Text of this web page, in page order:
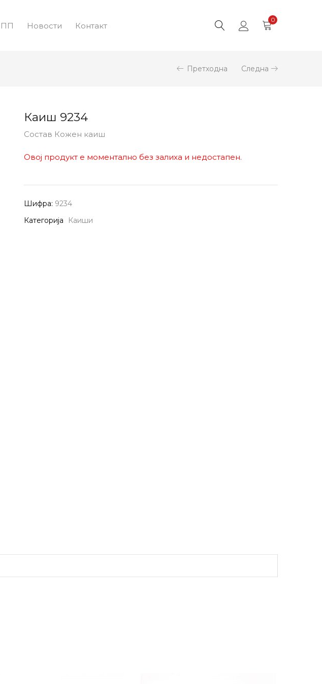
Новости Контакт
0
Претходна Следна
Каиш 9234
Состав Кожен каиш
Овој продукт е моментално без залиха и недостапен.
Шифра: 9234
Категорија
Каиши